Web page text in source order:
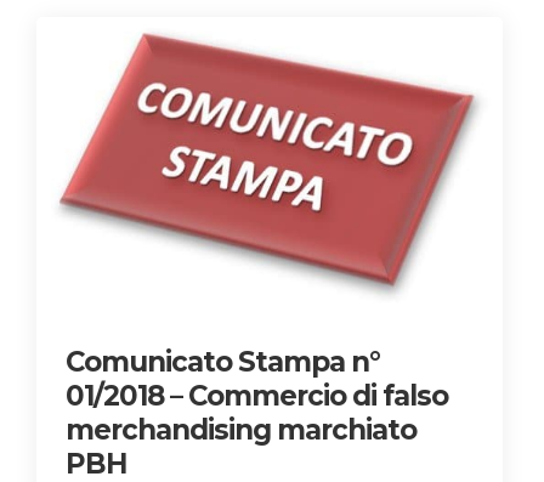
Comunicato Stampa n°
01/2018 – Commercio di falso
merchandising marchiato
PBH